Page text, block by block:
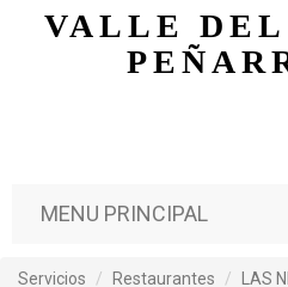
Pasar al
VALLE
MENU PRINCIPAL
Servicios Restaurantes LAS